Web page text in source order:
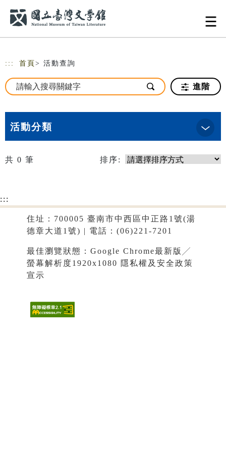
::: 首頁 > 活動查詢
進階
活動分類
共 0 筆 排序:
:::
住址：700005 臺南市中西區中正路1號(湯
德章大道1號) | 電話：(06)221-7201
最佳瀏覽狀態：Google Chrome最新版╱
螢幕解析度1920x1080 隱私權及安全政策
宣示